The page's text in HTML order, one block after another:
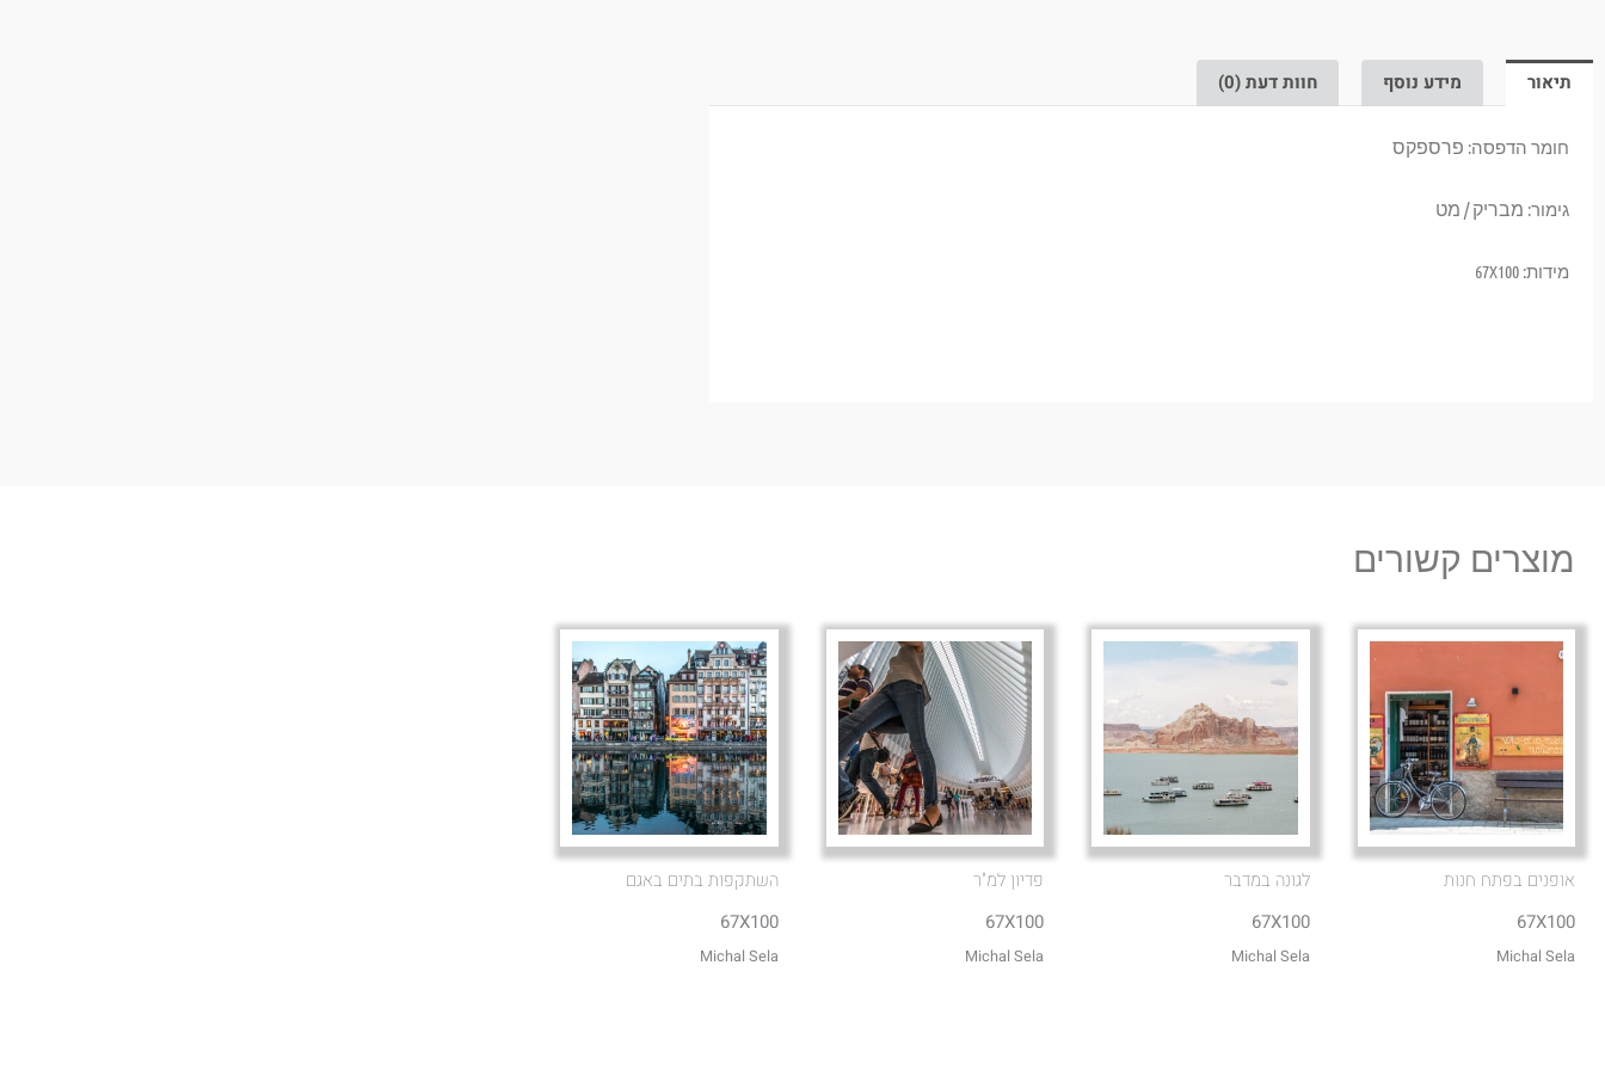
תיאור מידע נוסף חוות דעת (0)
חומר הדפסה: פרספקס
גימור: מבריק / מט
מידות: 67X100
מוצרים קשורים
אופנים בפתח חנות
67X100
Michal Sela
לגונה במדבר
67X100
Michal Sela
פדיון למ"ר
67X100
Michal Sela
השתקפות בתים באגם
67X100
Michal Sela